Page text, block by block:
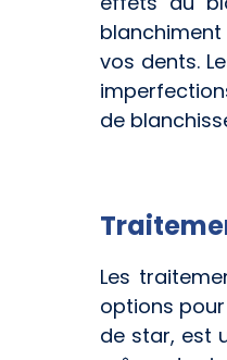
vos dents.
de
Les
options
de star, est